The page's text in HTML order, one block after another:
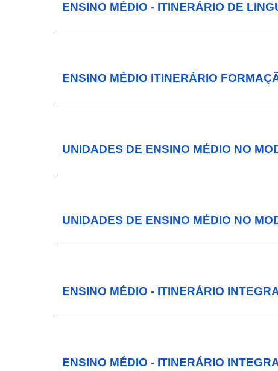
ENSINO MÉDIO - ITINERÁRIO DE
ENSINO MÉDIO ITINERÁRIO
UNIDADES DE ENSINO MÉDIO NO
UNIDADES DE ENSINO MÉDIO NO
ENSINO MÉDIO - ITINERÁRIO
ENSINO MÉDIO - ITINERÁRIO